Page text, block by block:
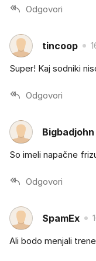
Odgovori
tincoop
Super! Kaj sodniki
Odgovori
Bigbadjohn
So imeli napačne
Odgovori
SpamEx
Ali bodo menjali